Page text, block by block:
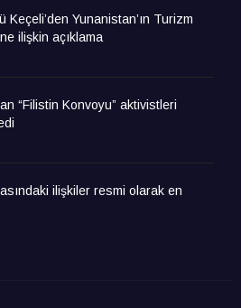
Keçeli’den Yunanistan’ın Turizm
ilişkin açıklama
“Filistin Konvoyu” aktivistleri
ilişkiler resmi olarak en